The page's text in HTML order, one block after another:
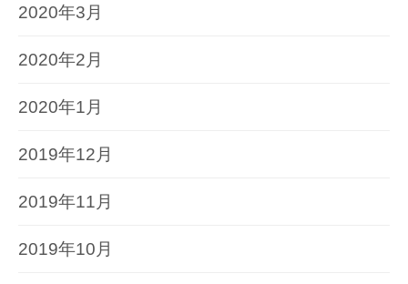
2020年3月
2020年2月
2020年1月
2019年12月
2019年11月
2019年10月